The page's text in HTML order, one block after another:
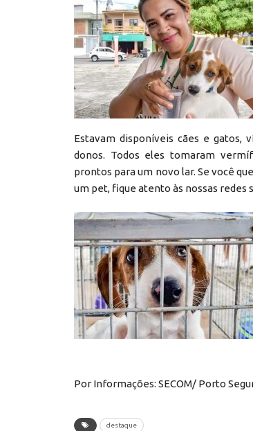
Estavam disponíveis cães e gatos,
donos. Todos eles tomaram
prontos para um novo lar. Se você
um pet, fique atento às nossas redes
Por Informações: SECOM/ Porto
destaque